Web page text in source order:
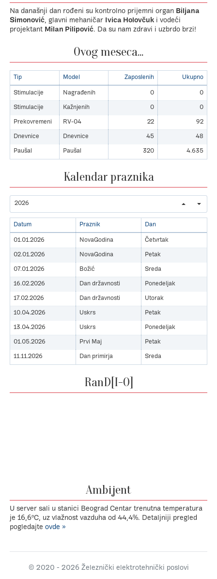
Na današnji dan rođeni su kontrolno prijemni organ Biljana
Simonović, glavni mehaničar Ivica Holovčuk i vodeći
projektant Milan Pilipović. Da su nam zdravi i uzbrdo brzi!
Ovog meseca...
Tip Model Zaposlenih Ukupno
Stimulacije Nagrađenih 0 0
Stimulacije Kažnjenih 0 0
Prekovremeni RV-04 22 92
Dnevnice Dnevnice 45 48
Paušal Paušal 320 4.635
Kalendar praznika
Datum Praznik Dan
01.01.2026 NovaGodina Četvrtak
02.01.2026 NovaGodina Petak
07.01.2026 Božić Sreda
16.02.2026 Dan državnosti Ponedeljak
17.02.2026 Dan državnosti Utorak
10.04.2026 Uskrs Petak
13.04.2026 Uskrs Ponedeljak
01.05.2026 Prvi Maj Petak
11.11.2026 Dan primirja Sreda
RanD[I-O]
Ambijent
U server sali u stanici Beograd Centar trenutna temperatura
je 16,6ºC, uz vlažnost vazduha od 44,4%. Detaljniji pregled
pogledajte ovde »
© 2020 - 2026 Železnički elektrotehnički poslovi